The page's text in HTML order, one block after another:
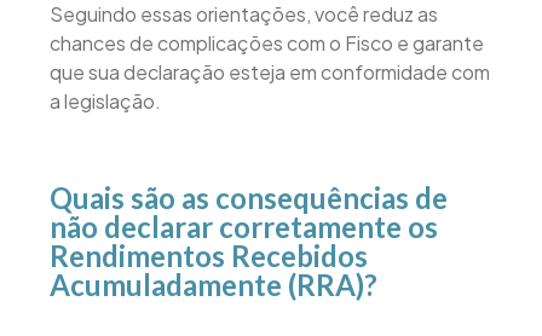
Seguindo essas orientações, você reduz as
chances de complicações com o Fisco e garante
que sua declaração esteja em conformidade com
a legislação.
Quais são as consequências de
não declarar corretamente os
Rendimentos Recebidos
Acumuladamente (RRA)?